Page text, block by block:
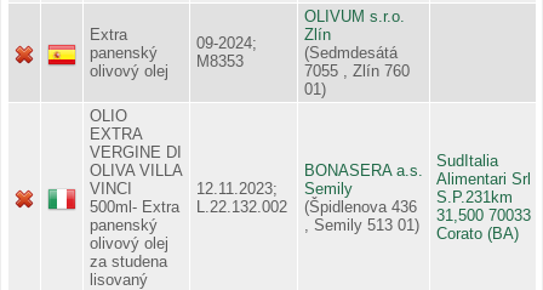
Extra
panenský
olivový olej
09-2024;
M8353
OLIVUM s.r.o.
Zlín
(Sedmdesátá
7055 , Zlín 760
01)
OLIO
EXTRA
VERGINE DI
OLIVA VILLA
VINCI
500ml- Extra
panenský
olivový olej
za studena
lisovaný
12.11.2023;
L.22.132.002
BONASERA a.s.
Semily
(Špidlenova 436
, Semily 513 01)
SudItalia
Alimentari Srl
S.P.231km
31,500 70033
Corato (BA)